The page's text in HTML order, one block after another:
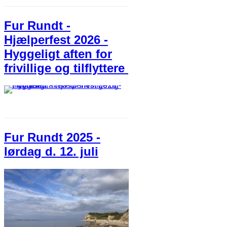
Fur Rundt -
Hjælperfest 2026 -
Hyggeligt aften for
frivillige og tilflyttere
Fur Rundt 2025 -
lørdag d. 12. juli